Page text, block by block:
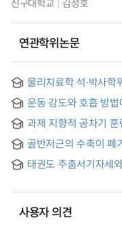
신구대학교 김성호
연관학위논문
물리치료학 석·박사
운동 강도와 호흡 방
Intensity And
Breathing
과제 지향적 공차기
골반저근의 수축이 폐
태권도 주춤서기자세
사용자 의견